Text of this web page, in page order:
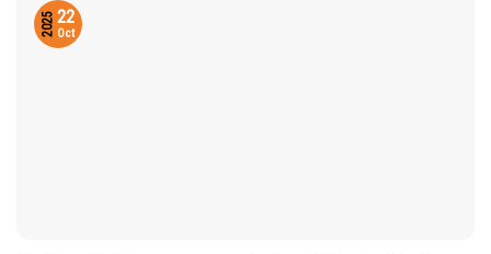
22
Oct
2025